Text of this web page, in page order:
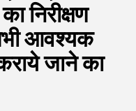
निरीक्षण
आवश्यक
जाने का